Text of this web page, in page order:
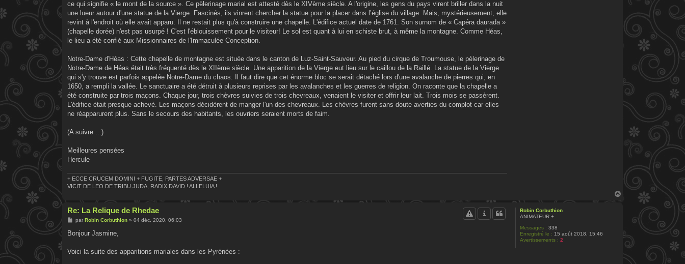
ce qui signifie « le mont de la source ». Ce pèlerinage marial est attesté dès le XIVème siècle. A l'origine, les gens du pays virent briller dans la nuit
une lueur autour d'une statue de la Vierge. Fascinés, ils vinrent chercher la statue pour la placer dans l’église du village. Mais, mystérieusement, elle
revint à l'endroit où elle avait apparu. Il ne restait plus qu'à construire une chapelle. L'édifice actuel date de 1761. Son surnom de « Capéra daurada »
(chapelle dorée) n'est pas usurpé ! C'est l'éblouissement pour le visiteur! Le sol est quant à lui en schiste brut, à même la montagne. Comme Héas,
le lieu a été confié aux Missionnaires de l'Immaculée Conception.
Notre-Dame d'Héas : Cette chapelle de montagne est située dans le canton de Luz-Saint-Sauveur. Au pied du cirque de Troumouse, le pèlerinage de
Notre-Dame de Héas était très fréquenté dès le XIIème siècle. Une apparition de la Vierge eut lieu sur le caillou de la Raillé. La statue de la Vierge
qui s'y trouve est parfois appelée Notre-Dame du chaos. Il faut dire que cet énorme bloc se serait détaché lors d'une avalanche de pierres qui, en
1650, a rempli la vallée. Le sanctuaire a été détruit à plusieurs reprises par les avalanches et les guerres de religion. On raconte que la chapelle a
été construite par trois maçons. Chaque jour, trois chèvres suivies de trois chevreaux, venaient le visiter et offrir leur lait. Trois mois se passèrent.
L'édifice était presque achevé. Les maçons décidèrent de manger l'un des chevreaux. Les chèvres furent sans doute averties du complot car elles
ne réapparurent plus. Sans le secours des habitants, les ouvriers seraient morts de faim.
(A suivre ...)
Meilleures pensées
Hercule
+ ECCE CRUCEM DOMINI + FUGITE, PARTES ADVERSAE +
VICIT DE LEO DE TRIBU JUDA, RADIX DAVID ! ALLELUIA !
Robin Corbuthion
ANIMATEUR +
Messages : 338
Enregistré le : 15 août 2018, 15:46
Avertissements : 2
Re: La Relique de Rhedae
M
s
g
par Robin Corbuthion» 04 déc. 2020, 06:03
Bonjour Jasmine,
Voici la suite des apparitions mariales dans les Pyrénées :